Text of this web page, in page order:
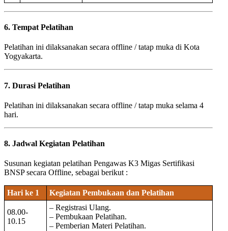
6. Tempat Pelatihan
Pelatihan ini dilaksanakan secara offline / tatap muka di Kota
Yogyakarta.
7. Durasi Pelatihan
Pelatihan ini dilaksanakan secara offline / tatap muka selama 4
hari.
8. Jadwal Kegiatan Pelatihan
Susunan kegiatan pelatihan Pengawas K3 Migas Sertifikasi
BNSP secara Offline, sebagai berikut :
Hari ke 1 Kegiatan Pembukaan dan Pelatihan
08.00-
10.15
– Registrasi Ulang.
– Pembukaan Pelatihan.
– Pemberian Materi Pelatihan.